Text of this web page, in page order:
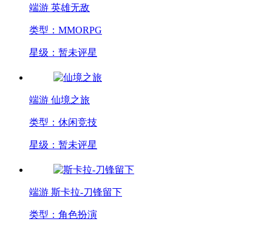
端游 英雄无敌
类型：MMORPG
星级：暂未评星
端游 仙境之旅
类型：休闲竞技
星级：暂未评星
端游 斯卡拉-刀锋留下
类型：角色扮演